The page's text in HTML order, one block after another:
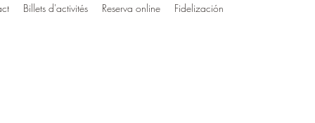
Billets d'activités Reserva online Fidelización